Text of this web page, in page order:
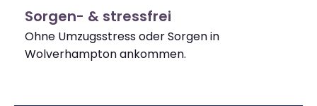
Sorgen- & stressfrei
Ohne Umzugsstress oder Sorgen in
Wolverhampton ankommen.